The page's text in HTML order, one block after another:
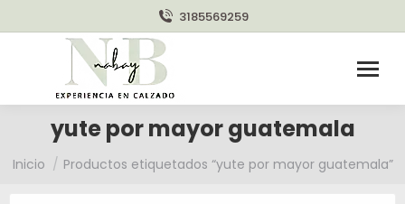
3185569259
yute por mayor guatemala
Estás aquí:
Inicio Productos etiquetados “yute por mayor guatemala”